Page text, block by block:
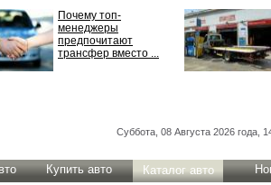
Почему топ-
менеджеры
предпочитают
трансфер вместо ...
Суббота, 08 Августа 2026 года,
Купить авто Каталог авто